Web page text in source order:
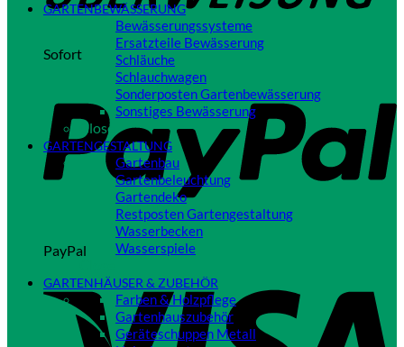
Sofort
PayPal
GARTENBEWÄSSERUNG
Bewässerungssysteme
Ersatzteile Bewässerung
Schläuche
Schlauchwagen
Sonderposten Gartenbewässerung
Sonstiges Bewässerung
Close
GARTENGESTALTUNG
Gartenbau
Gartenbeleuchtung
Gartendeko
Restposten Gartengestaltung
Wasserbecken
Wasserspiele
GARTENHÄUSER & ZUBEHÖR
Farben & Holzpflege
Gartenhauszubehör
Geräteschuppen Metall